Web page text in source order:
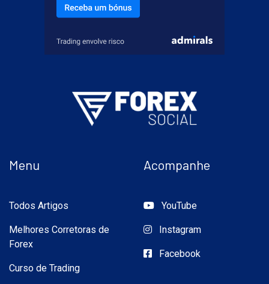
Menu
Todos Artigos
Melhores Corretoras de
Forex
Curso de Trading
Acompanhe
YouTube
Instagram
Facebook